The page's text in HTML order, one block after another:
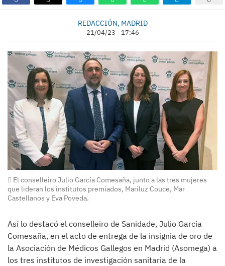
REDACCIÓN, MADRID
21/04/23 - 17:46
El conselleiro Julio García Comesaña, junto a las tres mujeres
que lideran los institutos premiados, Mariluz Couce, Mar
Castellanos y Eva Poveda.
Así lo destacó el conselleiro de Sanidade, Julio García
Comesaña, en el acto de entrega de la insignia de oro de
la Asociación de Médicos Gallegos en Madrid (Asomega) a
los tres institutos de investigación sanitaria de la